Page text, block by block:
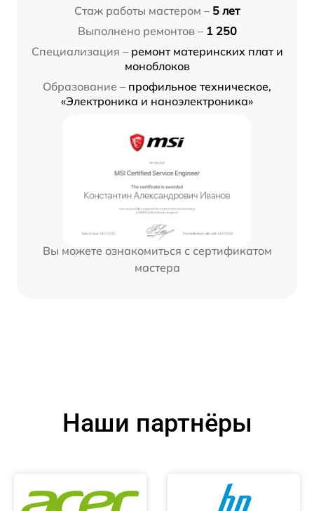
Стаж работы мастером – 5 лет
Выполнено ремонтов – 1 250
Специализация – ремонт материнских плат и
моноблоков
Образование – профильное техническое,
«Электроника и наноэлектроника»
Вы можете ознакомиться с сертификатом
мастера
Наши партнёры